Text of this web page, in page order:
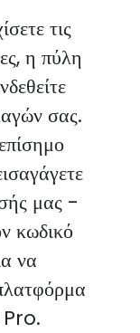
τις
η πύλη
σας.
μας -
κωδικό
να